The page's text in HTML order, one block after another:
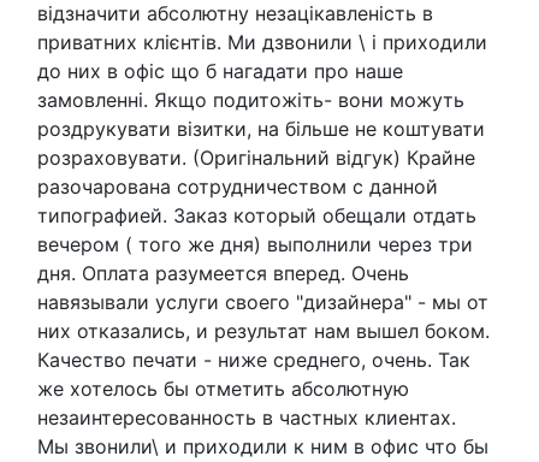
відзначити абсолютну незацікавленість в
приватних клієнтів. Ми дзвонили \ і приходили
до них в офіс що б нагадати про наше
замовленні. Якщо подитожіть- вони можуть
роздрукувати візитки, на більше не коштувати
розраховувати. (Оригінальний відгук) Крайне
разочарована сотрудничеством с данной
типографией. Заказ который обещали отдать
вечером ( того же дня) выполнили через три
дня. Оплата разумеется вперед. Очень
навязывали услуги своего "дизайнера" - мы от
них отказались, и результат нам вышел боком.
Качество печати - ниже среднего, очень. Так
же хотелось бы отметить абсолютную
незаинтересованность в частных клиентах.
Мы звонили\ и приходили к ним в офис что бы